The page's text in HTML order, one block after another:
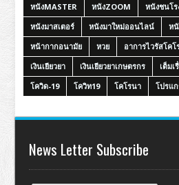
หนังMASTER
หนังZOOM หนังชนโร
หนังมาสเตอร์
หนังมาใหม่ออนไลน์ ห
หน้ากากอนามัย
หวย อาการไวรัสโคโ
เงินเยียวยา
เงินเยียวยาเกษตรกร เต็มเ
โควิด-19
โควิท19 โคโรนา โปรแ
News Letter Subscribe